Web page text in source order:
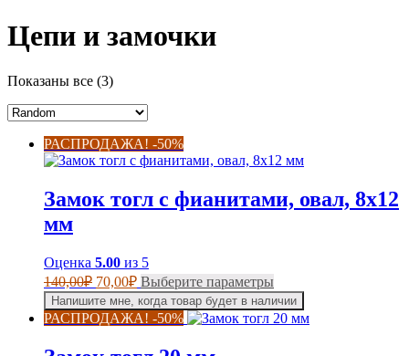
Цепи и замочки
Показаны все (3)
РАСПРОДАЖА! -50%
Замок тогл с фианитами, овал, 8х12
мм
Оценка 5.00 из 5
140,00₽ Первоначальная
цена
составляла
140,00₽.
70,00₽Текущая
цена:
70,00₽.
Выберите параметрыЭтот
товар
имеет
несколько
Напишите мне, когда товар будет в наличии
РАСПРОДАЖА! -50%